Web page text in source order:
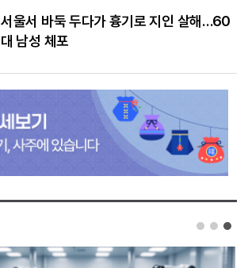
서울서 바둑 두다가 흉기로 지인 살해…60
대 남성 체포